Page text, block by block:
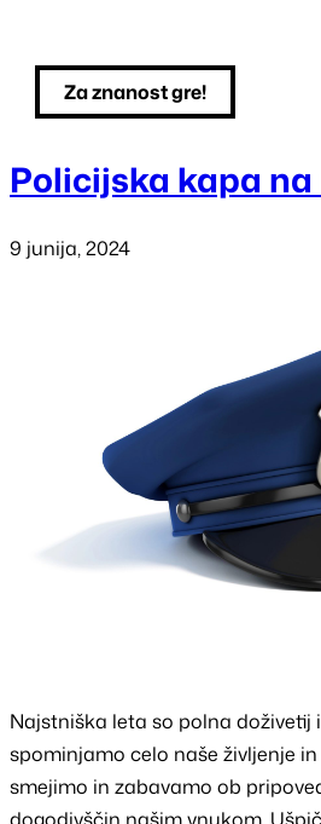
contentZa znanost gre!
Policijska kapa
9 junija, 2024
Najstniška leta so polna doživetij
spominjamo celo naše življenje
smejimo in zabavamo ob